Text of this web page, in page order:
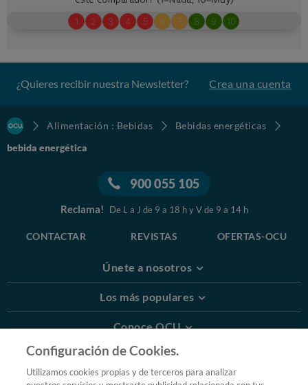
¿Quieres recibir nuestra Newsletter? Crea una cuenta
Alimentación : Bebidas
Bebidas energéticas
bebida energética
900 055 105
Reclama! De L a J de 9 a 18 h y V de 9 a 14 h
CONTACTAR REVISTAS OFERTAS-OCU
Únete a nosotros
Los más populares
Conoce OCU
Más Información
Configuración de Cookies.
Utilizamos cookies propias y de terceros para analizar